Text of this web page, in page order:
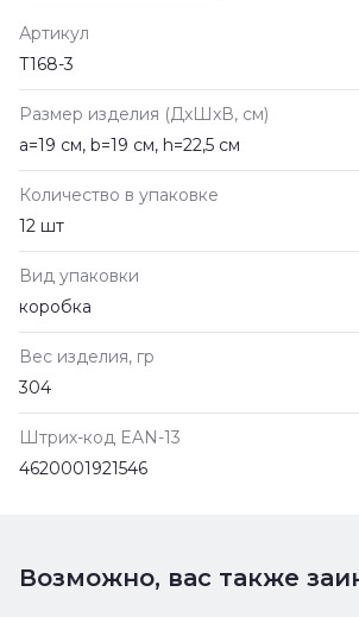
Артикул
Т168-3
Размер изделия (ДxШxВ, см)
a=19 см, b=19 см, h=22,5 см
Количество в упаковке
12 шт
Вид упаковки
коробка
Вес изделия, гр
304
Штрих-код EAN-13
4620001921546
Возможно, вас также